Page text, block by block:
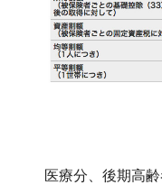
医療分、後期高